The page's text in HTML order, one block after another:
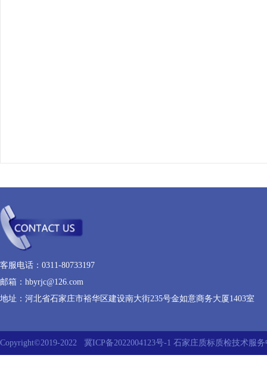
客服电话：0311-80733197
邮箱：hbyrjc@126.com
地址：河北省石家庄市裕华区建设南大街235号金如意商务大厦1403室
Copyright©2019-2022 冀ICP备2022004123号-1 石家庄质标质检技术服